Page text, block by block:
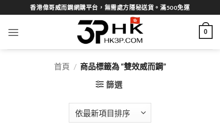
to
content
香港偉哥威而鋼網購平台，無需處方隱秘送貨。滿500免運
0
首頁 / 商品標籤為 “雙效威而鋼”
篩選